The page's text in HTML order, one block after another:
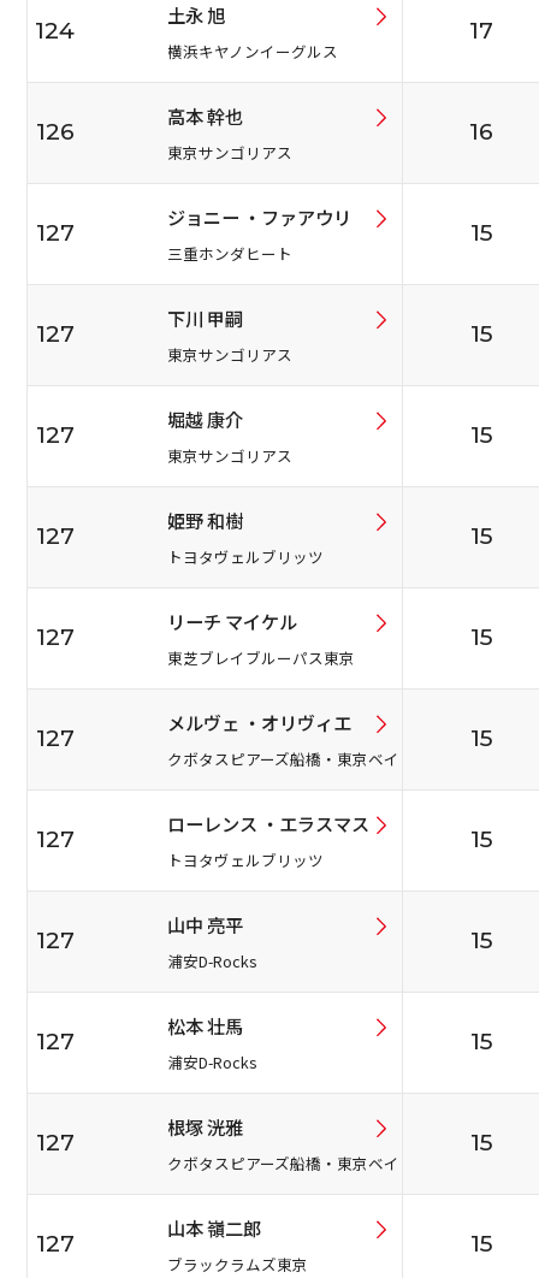
124
土永 旭
横浜キヤノンイーグルス
17
126
高本 幹也
東京サンゴリアス
16
127
ジョニー ・ファアウリ
三重ホンダヒート
15
127
下川 甲嗣
東京サンゴリアス
15
127
堀越 康介
東京サンゴリアス
15
127
姫野 和樹
トヨタヴェルブリッツ
15
127
リーチ マイケル
東芝ブレイブルーパス東京
15
127
メルヴェ ・オリヴィエ
クボタスピアーズ船橋・東京ベイ
15
127
ローレンス ・エラスマス
トヨタヴェルブリッツ
15
127
山中 亮平
浦安D-Rocks
15
127
松本 壮馬
浦安D-Rocks
15
127
根塚 洸雅
クボタスピアーズ船橋・東京ベイ
15
127
山本 嶺二郎
ブラックラムズ東京
15